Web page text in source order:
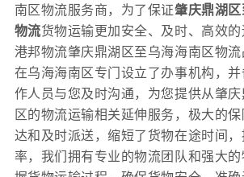
南区物流服务商，为了保证肇庆鼎湖
物流货物运输更加安全、及时、高效
港邦物流肇庆鼎湖区至乌海海南区物流
在乌海海南区专门设立了办事机构，
作人员与您及时沟通，为您提供从肇
区的物流运输相关延伸服务，极大的
达和及时派送，缩短了货物在途时间
率，我们拥有专业的物流团队和强大